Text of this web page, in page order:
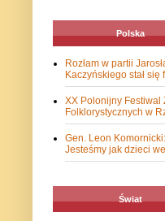
Polska
Rozłam w partii
Kaczyńskiego stał się
XX Polonijny Festiwal
Folklorystycznych w
Gen. Leon Komornicki:
Jesteśmy jak dzieci
Świat